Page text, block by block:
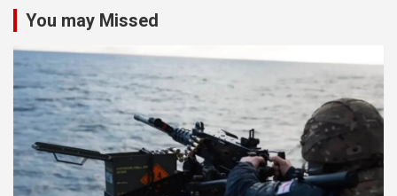
You may Missed